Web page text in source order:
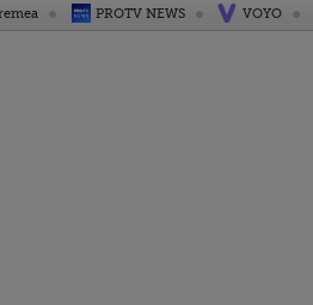
PROTV NEWS VOYO